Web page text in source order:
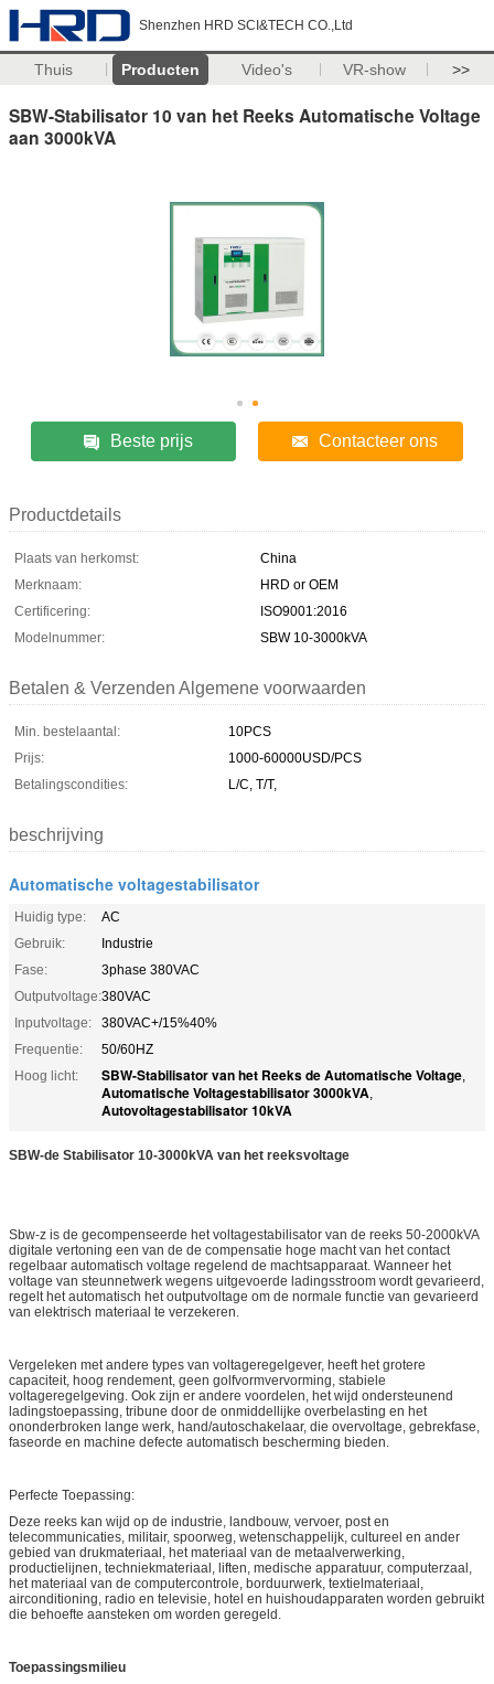
Shenzhen HRD SCI&TECH CO.,Ltd
Thuis Producten Video's VR-show >>
SBW-Stabilisator 10 van het Reeks Automatische Voltage
aan 3000kVA
Beste prijs Contacteer ons
Productdetails
Plaats van herkomst:
China
Merknaam:
HRD or OEM
Certificering:
ISO9001:2016
Modelnummer:
SBW 10-3000kVA
Betalen & Verzenden Algemene voorwaarden
Min. bestelaantal:
10PCS
Prijs:
1000-60000USD/PCS
Betalingscondities:
L/C, T/T,
beschrijving
Automatische voltagestabilisator
Huidig type:
AC
Gebruik:
Industrie
Fase:
3phase 380VAC
Outputvoltage:380VAC
Inputvoltage:
380VAC+/15%40%
Frequentie:
50/60HZ
Hoog licht:
SBW-Stabilisator van het Reeks de Automatische Voltage,
Automatische Voltagestabilisator 3000kVA,
Autovoltagestabilisator 10kVA
SBW-de Stabilisator 10-3000kVA van het reeksvoltage
Sbw-z is de gecompenseerde het voltagestabilisator van de reeks 50-2000kVA
digitale vertoning een van de de compensatie hoge macht van het contact
regelbaar automatisch voltage regelend de machtsapparaat. Wanneer het
voltage van steunnetwerk wegens uitgevoerde ladingsstroom wordt gevarieerd,
regelt het automatisch het outputvoltage om de normale functie van gevarieerd
van elektrisch materiaal te verzekeren.
Vergeleken met andere types van voltageregelgever, heeft het grotere
capaciteit, hoog rendement, geen golfvormvervorming, stabiele
voltageregelgeving. Ook zijn er andere voordelen, het wijd ondersteunend
ladingstoepassing, tribune door de onmiddellijke overbelasting en het
ononderbroken lange werk, hand/autoschakelaar, die overvoltage, gebrekfase,
faseorde en machine defecte automatisch bescherming bieden.
Perfecte Toepassing:
Deze reeks kan wijd op de industrie, landbouw, vervoer, post en
telecommunicaties, militair, spoorweg, wetenschappelijk, cultureel en ander
gebied van drukmateriaal, het materiaal van de metaalverwerking,
productielijnen, techniekmateriaal, liften, medische apparatuur, computerzaal,
het materiaal van de computercontrole, borduurwerk, textielmateriaal,
airconditioning, radio en televisie, hotel en huishoudapparaten worden gebruikt
die behoefte aansteken om worden geregeld.
Toepassingsmilieu